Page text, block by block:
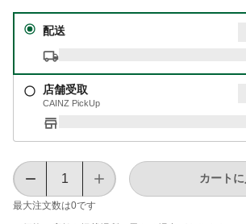
配送
店舗受取
CAINZ PickUp
最大注文数は0です
カート